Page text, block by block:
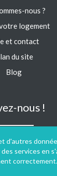
d'autres
services en
correctement.
nous ?
logement
et contact
du site
Blog
nous !